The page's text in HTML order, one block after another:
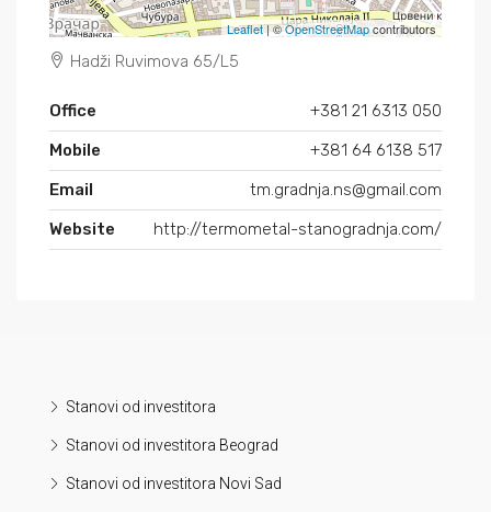
Leaflet| ©OpenStreetMapcontributors
Hadži Ruvimova 65/L5
Office
+381 21 6313 050
Mobile
+381 64 6138 517
Email
tm.gradnja.ns@gmail.com
Website
http://termometal-stanogradnja.com/
Stanovi od investitora
Stanovi od investitora Beograd
Stanovi od investitora Novi Sad